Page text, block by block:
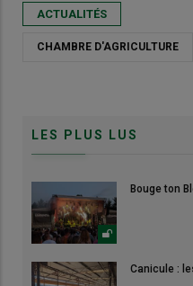
ACTUALITÉS
CHAMBRE D'AGRICULTURE
LES PLUS LUS
Bouge ton
Canicule :